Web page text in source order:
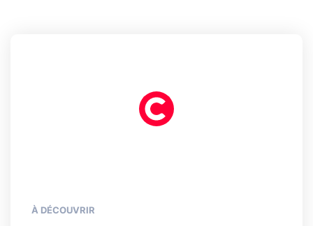
À DÉCOUVRIR